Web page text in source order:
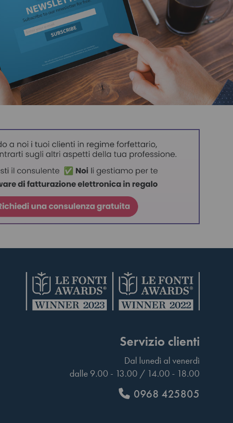
Servizio clienti
Dal lunedì al venerdì
dalle 9.00 - 13.00 / 14.00 - 18.00
0968 425805